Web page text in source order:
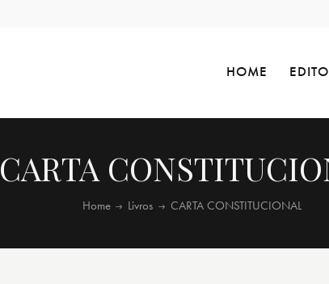
HOME
CARTA
Home Livros CARTA CONSTITUCIONAL